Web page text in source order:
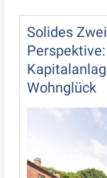
Solides
Wohnglück